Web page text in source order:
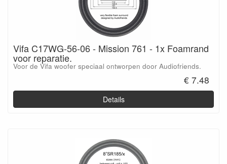
Vifa C17WG-56-06 - Mission 761 - 1x Foamrand
voor reparatie.
Voor de Vifa woofer speciaal ontworpen door Audiofriends.
€ 7.48
Details